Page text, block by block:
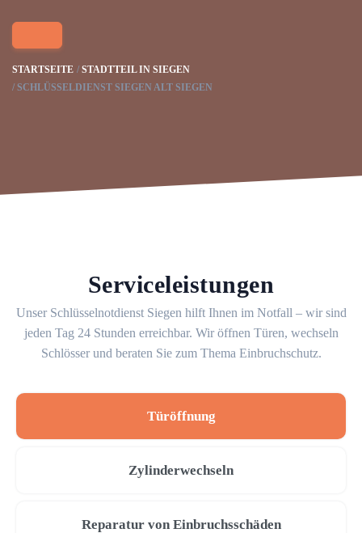
STARTSEITE
STADTTEIL IN SIEGEN
SCHLÜSSELDIENST SIEGEN ALT SIEGEN
Serviceleistungen
Unser Schlüsselnotdienst Siegen hilft Ihnen im Notfall – wir sind
jeden Tag 24 Stunden erreichbar. Wir öffnen Türen, wechseln
Schlösser und beraten Sie zum Thema Einbruchschutz.
Türöffnung
Zylinderwechseln
Reparatur von Einbruchsschäden